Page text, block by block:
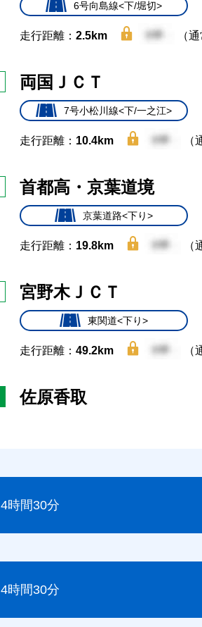
6号向島線<下/堀切>
走行距離： 2.5km （
両国ＪＣＴ
7号小松川線<下/一之江>
走行距離： 10.4km （
首都高・京葉道境
京葉道路<下り>
走行距離： 19.8km （
宮野木ＪＣＴ
東関道<下り>
走行距離： 49.2km （
佐原香取
4時間30分
4時間30分